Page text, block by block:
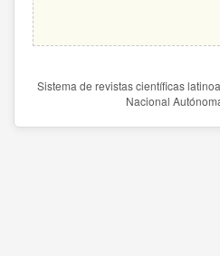
Sistema de revistas científicas
Nacional